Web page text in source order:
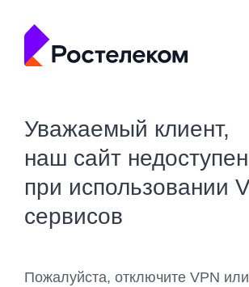
Уважаемый клиент,
наш сайт недоступен
при использовании
сервисов
Пожалуйста, отключите VPN или